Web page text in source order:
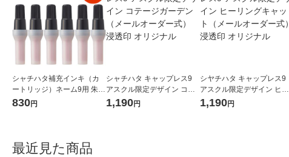
シャチハタ補充インキ（カ
ートリッジ）ネーム9用 朱 6
本入（簡易包装）XLR-9NA
830円
シャチハタ キャップレス9
アスクル限定デザイン コテ
ージガーデン（メールオー
1,190円
シヤチハタ キャップレス9
アスクル限定デザイン ヒー
リングキャット（メールオ
1,190円
最近見た商品